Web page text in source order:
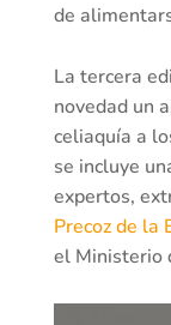
de
La tercera
novedad un
celiaquía a
se incluye
expertos,
Precoz de la
el Ministerio